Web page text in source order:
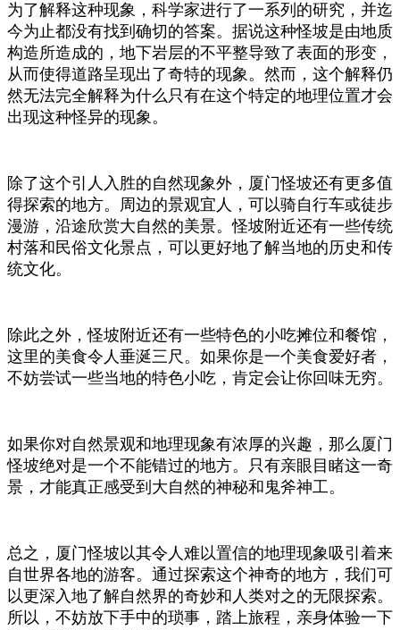
为了解释这种现象，科学家进行了一系列的研究，并迄
今为止都没有找到确切的答案。据说这种怪坡是由地质
构造所造成的，地下岩层的不平整导致了表面的形变，
从而使得道路呈现出了奇特的现象。然而，这个解释仍
然无法完全解释为什么只有在这个特定的地理位置才会
出现这种怪异的现象。
除了这个引人入胜的自然现象外，厦门怪坡还有更多值
得探索的地方。周边的景观宜人，可以骑自行车或徒步
漫游，沿途欣赏大自然的美景。怪坡附近还有一些传统
村落和民俗文化景点，可以更好地了解当地的历史和传
统文化。
除此之外，怪坡附近还有一些特色的小吃摊位和餐馆，
这里的美食令人垂涎三尺。如果你是一个美食爱好者，
不妨尝试一些当地的特色小吃，肯定会让你回味无穷。
如果你对自然景观和地理现象有浓厚的兴趣，那么厦门
怪坡绝对是一个不能错过的地方。只有亲眼目睹这一奇
景，才能真正感受到大自然的神秘和鬼斧神工。
总之，厦门怪坡以其令人难以置信的地理现象吸引着来
自世界各地的游客。通过探索这个神奇的地方，我们可
以更深入地了解自然界的奇妙和人类对之的无限探索。
所以，不妨放下手中的琐事，踏上旅程，亲身体验一下